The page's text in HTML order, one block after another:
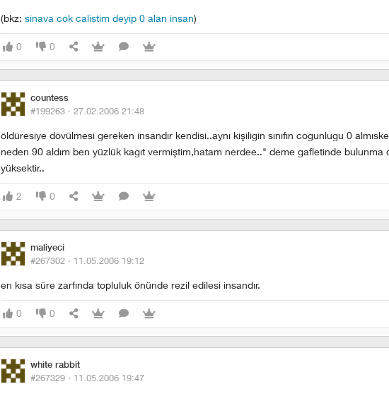
(bkz: sinava cok calistim deyip 0 alan insan)
0 0
countess
#199263 · 27.02.2006 21:48
öldüresiye dövülmesi gereken insandır kendisi..aynı kişiligin sınıfın cogunlugu 0
neden 90 aldım ben yüzlük kagıt vermiştim,hatam nerdee.." deme gafletinde bulunma
yüksektir..
2 0
maliyeci
#267302 · 11.05.2006 19:12
en kısa süre zarfında topluluk önünde rezil edilesi insandır.
0 0
white rabbit
#267329 · 11.05.2006 19:47